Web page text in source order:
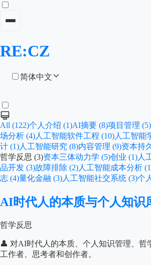
RE:CZ
简体中文
All (122)个人介绍 (1)AI摘要 (8)项目管理 (5)
场分析 (4)人工智能软件工程 (10)人工智能
计 (1)人工智能研究 (8)内容管理 (9)资本持
哲学反思 (3)资本三体动力学 (5)创业 (1)人
品开发 (3)故障排除 (2)人工智能成本分析
志 (4)量化金融 (3)人工智能社交系统 (3)个
AI时代人的本质与个人知识
哲学反思
👤 对AI时代人的本质、个人知识管理、哲
工作者、思考者和创作者。